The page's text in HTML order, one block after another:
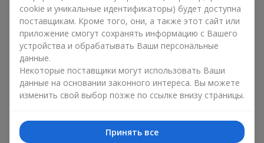
Если вы ищете универсальный подарок, но времени в
обрез, у нас есть для вас отличное проверенное решение:
вы можете купить подарочные корзины. Подарочная
корзина с изысканными угощениями к празднику, фруктами,
вкусным чаем или даже алкогольными напитками
становится идеальным дополнением к цветам или
самостоятельным презентом. Идеальный набор,
чтобы всё это оказалось в ваших руках.
cookie и уникальные идентификаторы) будет доступна
поставщикам. Кроме того, они, а также этот сайт или
приложение смогут сохранять информацию с Вашего
устройства и обрабатывать Ваши персональные
данные.
Некоторые поставщики могут использовать Ваши
данные на основании законного интереса. Вы можете
изменить свой выбор позже по ссылке внизу страницы.
Принять все